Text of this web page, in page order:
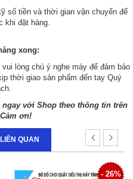
số tiền và thời gian vận chuyển để
khi đặt hàng.
xong:
lòng chú ý nghe máy để đảm bảo
thời giao sản phẩm đến tay Quý
với Shop theo thông tin trên
ơn!
QUAN
- 26%